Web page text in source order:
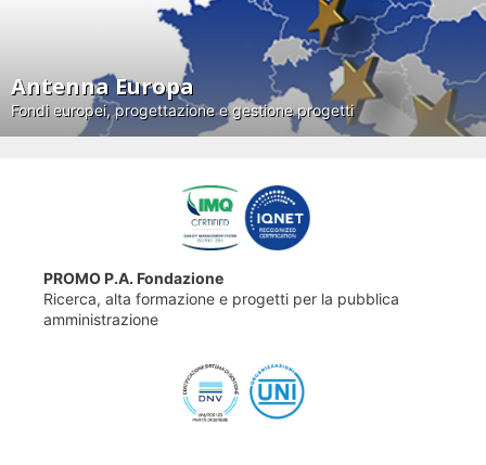
Antenna Europa
Fondi europei, progettazione e gestione progetti
PROMO P.A. Fondazione
Ricerca, alta formazione e progetti per la pubblica
amministrazione